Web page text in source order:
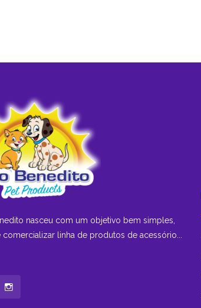
nasceu com um objetivo bem simples,
comercializar linha de produtos de acessório...